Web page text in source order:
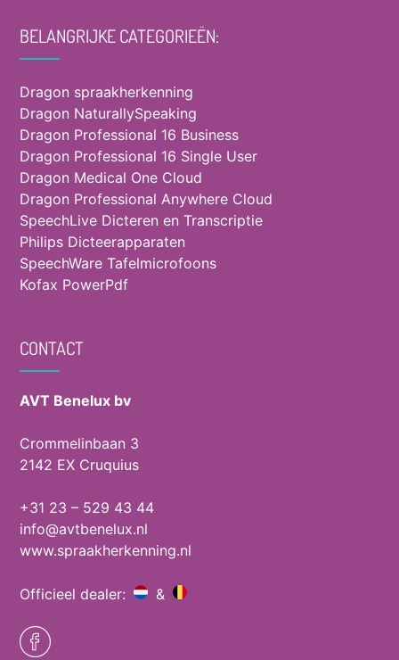
BELANGRIJKE CATEGORIEËN:
Dragon spraakherkenning
Dragon NaturallySpeaking
Dragon Professional 16 Business
Dragon Professional 16 Single User
Dragon Medical One Cloud
Dragon Professional Anywhere Cloud
SpeechLive Dicteren en Transcriptie
Philips Dicteerapparaten
SpeechWare Tafelmicrofoons
Kofax PowerPdf
CONTACT
AVT Benelux bv
Crommelinbaan 3
2142 EX Cruquius
+31 23 – 529 43 44
info@avtbenelux.nl
www.spraakherkenning.nl
Officieel dealer: &